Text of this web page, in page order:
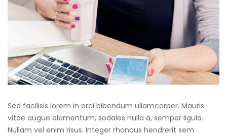
Sed facilisis lorem in orci bibendum ullamcorper. Mauris
vitae augue elementum, sodales nulla a, semper ligula.
Nullam vel enim risus. Integer rhoncus hendrerit sem